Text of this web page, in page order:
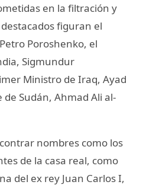
en la filtración y
figuran el
Poroshenko, el
Sigmundur
Ministro de Iraq, Ayad
Sudán, Ahmad Ali al-
nombres como los
de la casa real, como
del ex rey Juan Carlos I,